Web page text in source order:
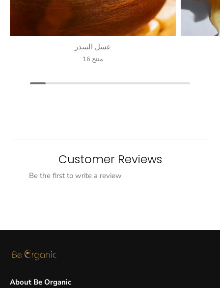
عسل السدر
16 منتج
Customer Reviews
Be the first to write a review
About Be Organic